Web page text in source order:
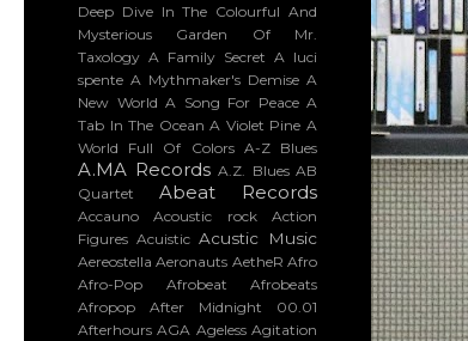
Deep Dive In The Colourful And
Mysterious Garden Of Mr.
Taxology A Family Secret A luci
spente A Mythmaker's Demise A
New World A Song For Peace A
Tab In The Ocean A Violet Pine A
World Full Of Colors A-Z Blues
A.MA Records A.Z. Blues AB
Quartet
Abeat Records
Accauno Acoustic rock
Action
Figures Acuistic Acustic Music
Aereostella Aeronauts AetheR Afro
Afro-Pop
Afrobeat
Afrobeats
Afropop
After Midnight 00.01
Afterhours AGA Ageless Agitation